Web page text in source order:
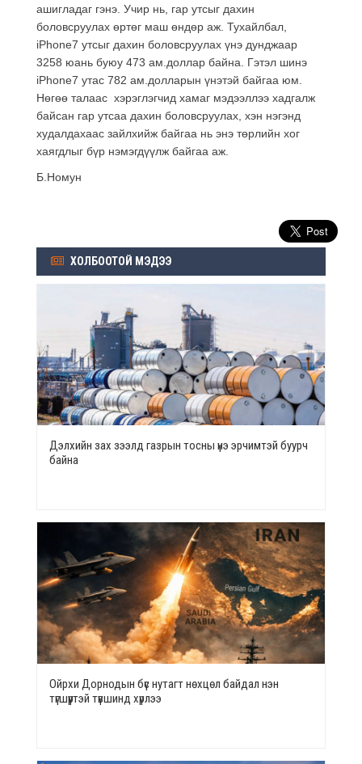
ашигладаг гэнэ. Учир нь, гар утсыг дахин
боловсруулах өртөг маш өндөр аж. Тухайлбал,
iPhone7 утсыг дахин боловсруулах үнэ дунджаар
3258 юань буюу 473 ам.доллар байна. Гэтэл шинэ
iPhone7 утас 782 ам.долларын үнэтэй байгаа юм.
Нөгөө талаас хэрэглэгчид хамаг мэдээллээ хадгалж
байсан гар утсаа дахин боловсруулах, хэн нэгэнд
худалдахаас зайлхийж байгаа нь энэ төрлийн хог
хаягдлыг бүр нэмэгдүүлж байгаа аж.
Б.Номун
ХОЛБООТОЙ МЭДЭЭ
Дэлхийн зах зээлд газрын тосны үнэ эрчимтэй буурч
байна
Ойрхи Дорнодын бүс нутагт нөхцөл байдал нэн
түгшүүртэй түвшинд хүрлээ